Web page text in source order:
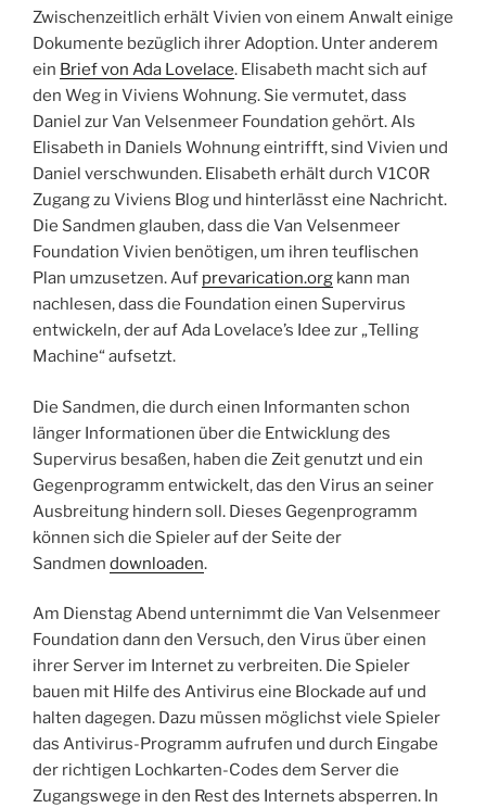
Zwischenzeitlich erhält Vivien von einem Anwalt einige
Dokumente bezüglich ihrer Adoption. Unter anderem
ein Brief von Ada Lovelace. Elisabeth macht sich auf
den Weg in Viviens Wohnung. Sie vermutet, dass
Daniel zur Van Velsenmeer Foundation gehört. Als
Elisabeth in Daniels Wohnung eintrifft, sind Vivien und
Daniel verschwunden. Elisabeth erhält durch V1C0R
Zugang zu Viviens Blog und hinterlässt eine Nachricht.
Die Sandmen glauben, dass die Van Velsenmeer
Foundation Vivien benötigen, um ihren teuflischen
Plan umzusetzen. Auf prevarication.org kann man
nachlesen, dass die Foundation einen Supervirus
entwickeln, der auf Ada Lovelace’s Idee zur „Telling
Machine“ aufsetzt.
Die Sandmen, die durch einen Informanten schon
länger Informationen über die Entwicklung des
Supervirus besaßen, haben die Zeit genutzt und ein
Gegenprogramm entwickelt, das den Virus an seiner
Ausbreitung hindern soll. Dieses Gegenprogramm
können sich die Spieler auf der Seite der
Sandmen downloaden.
Am Dienstag Abend unternimmt die Van Velsenmeer
Foundation dann den Versuch, den Virus über einen
ihrer Server im Internet zu verbreiten. Die Spieler
bauen mit Hilfe des Antivirus eine Blockade auf und
halten dagegen. Dazu müssen möglichst viele Spieler
das Antivirus-Programm aufrufen und durch Eingabe
der richtigen Lochkarten-Codes dem Server die
Zugangswege in den Rest des Internets absperren. In